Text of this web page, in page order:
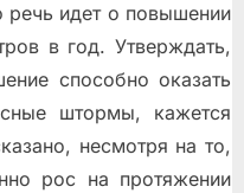
речь идет о повышении
в год. Утверждать,
способно оказать
штормы, кажется
несмотря на то,
рос на протяжении